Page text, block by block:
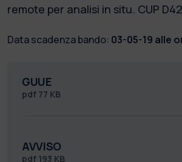
remote per analisi in situ. CUP
Data scadenza bando: 03-05-19 alle
GUUE
pdf 77 KB
AVVISO
pdf 193 KB